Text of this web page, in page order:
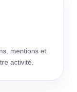
mentions et
activité.